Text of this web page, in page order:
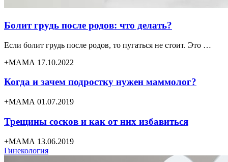
Болит грудь после родов: что делать?
Если болит грудь после родов, то пугаться не стоит. Это …
+МАМА 17.10.2022
Когда и зачем подростку нужен маммолог?
+МАМА 01.07.2019
Трещины сосков и как от них избавиться
+МАМА 13.06.2019
Гинекология